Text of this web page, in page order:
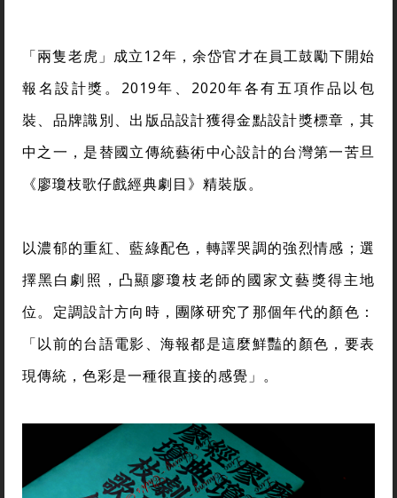
「兩隻老虎」成立12年，余岱官才在員工鼓勵下開始
報名設計獎。2019年、2020年各有五項作品以包
裝、品牌識別、出版品設計獲得金點設計獎標章，其
中之一，是替國立傳統藝術中心設計的台灣第一苦旦
《廖瓊枝歌仔戲經典劇目》精裝版。
以濃郁的重紅、藍綠配色，轉譯哭調的強烈情感；選
擇黑白劇照，凸顯廖瓊枝老師的國家文藝獎得主地
位。定調設計方向時，團隊研究了那個年代的顏色：
「以前的台語電影、海報都是這麼鮮豔的顏色，要表
現傳統，色彩是一種很直接的感覺」。